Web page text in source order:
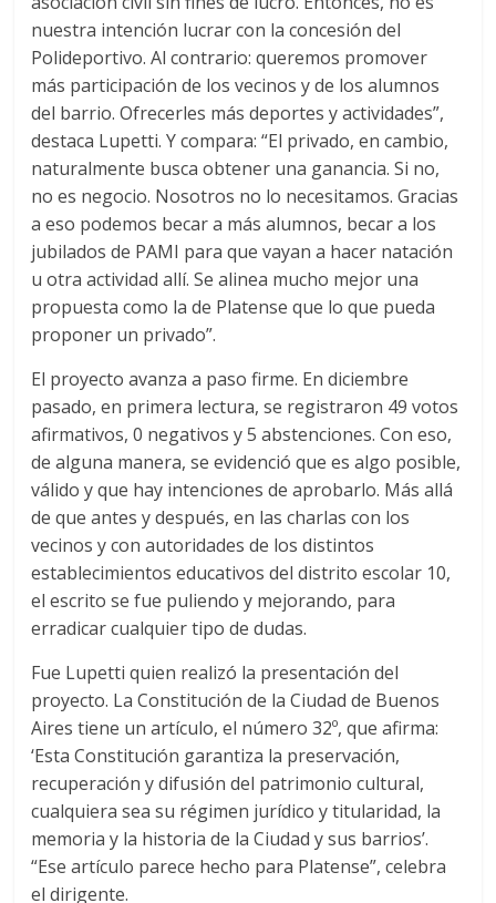
nuestra intención lucrar con la concesión del
Polideportivo. Al contrario: queremos promover
más participación de los vecinos y de los alumnos
del barrio. Ofrecerles más deportes y actividades”,
destaca Lupetti. Y compara: “El privado, en cambio,
naturalmente busca obtener una ganancia. Si no,
no es negocio. Nosotros no lo necesitamos. Gracias
a eso podemos becar a más alumnos, becar a los
jubilados de PAMI para que vayan a hacer natación
u otra actividad allí. Se alinea mucho mejor una
propuesta como la de Platense que lo que pueda
proponer un privado”.
El proyecto avanza a paso firme. En diciembre
pasado, en primera lectura, se registraron 49 votos
afirmativos, 0 negativos y 5 abstenciones. Con eso,
de alguna manera, se evidenció que es algo posible,
válido y que hay intenciones de aprobarlo. Más allá
de que antes y después, en las charlas con los
vecinos y con autoridades de los distintos
establecimientos educativos del distrito escolar 10,
el escrito se fue puliendo y mejorando, para
erradicar cualquier tipo de dudas.
Fue Lupetti quien realizó la presentación del
proyecto. La Constitución de la Ciudad de Buenos
Aires tiene un artículo, el número 32º, que afirma:
‘Esta Constitución garantiza la preservación,
recuperación y difusión del patrimonio cultural,
cualquiera sea su régimen jurídico y titularidad, la
memoria y la historia de la Ciudad y sus barrios’.
“Ese artículo parece hecho para Platense”, celebra
el dirigente.